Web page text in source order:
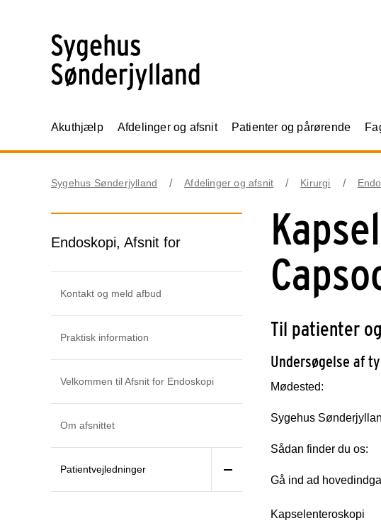
Akuthjælp Afdelinger og afsnit Patienter og pårørende
Sygehus Sønderjylland Afdelinger og afsnit Kirurgi
Endoskopi, Afsnit for
Kontakt og meld afbud
Praktisk information
Velkommen til Afsnit for Endoskopi
Om afsnittet
Patientvejledninger
Til patienter
Undersøgelse af
Mødested:
Sygehus
Sådan finder du os:
Gå ind ad
Kapselenteroskopi